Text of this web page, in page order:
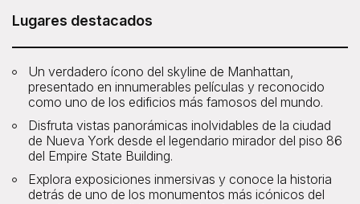
Lugares destacados
Un verdadero ícono del skyline de Manhattan,
presentado en innumerables películas y reconocido
como uno de los edificios más famosos del mundo.
Disfruta vistas panorámicas inolvidables de la ciudad
de Nueva York desde el legendario mirador del piso 86
del Empire State Building.
Explora exposiciones inmersivas y conoce la historia
detrás de uno de los monumentos más icónicos del